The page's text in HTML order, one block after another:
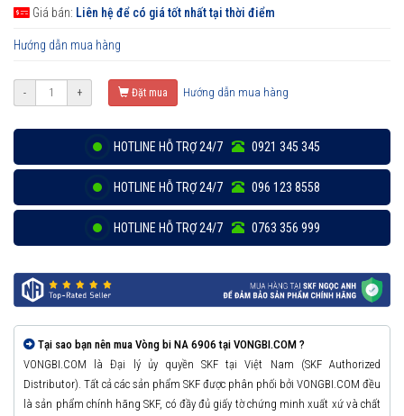
Giá bán: Liên hệ để có giá tốt nhất tại thời điểm
Hướng dẫn mua hàng
- + Đặt mua Hướng dẫn mua hàng
HOTLINE HỖ TRỢ 24/7 0921 345 345
HOTLINE HỖ TRỢ 24/7 096 123 8558
HOTLINE HỖ TRỢ 24/7 0763 356 999
Tại sao bạn nên mua Vòng bi NA 6906 tại VONGBI.COM ?
VONGBI.COM là Đại lý ủy quyền SKF tại Việt Nam (SKF Authorized
Distributor). Tất cả các sản phẩm SKF được phân phối bởi VONGBI.COM đều
là sản phẩm chính hãng SKF, có đầy đủ giấy tờ chứng minh xuất xứ và chất